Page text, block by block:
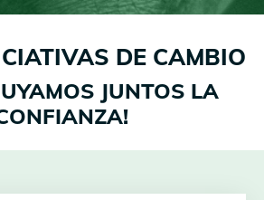
DE CAMBIO
JUNTOS LA